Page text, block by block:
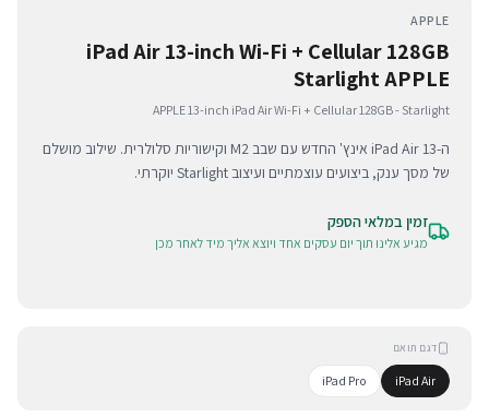
APPLE
iPad Air 13-inch Wi-Fi + Cellular 128GB
Starlight APPLE
APPLE 13-inch iPad Air Wi-Fi + Cellular 128GB - Starlight
ה-iPad Air 13 אינץ' החדש עם שבב M2 וקישוריות סלולרית. שילוב מושלם
של מסך ענק, ביצועים עוצמתיים ועיצוב Starlight יוקרתי.
זמין במלאי הספק
מגיע אלינו תוך יום עסקים אחד ויוצא אליך מיד לאחר מכן
דגם תואם
iPad Air
iPad Pro